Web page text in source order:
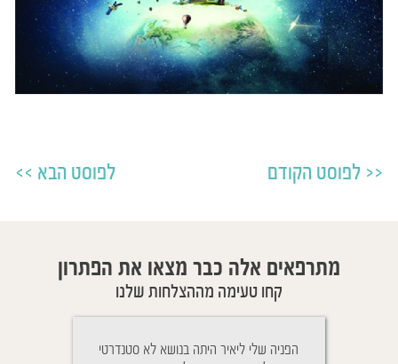
לפוסט הקודם לפוסט הבא
מתרפאים אלה כבר מצאו את הפתרון
קחו טעימה מההצלחות שלנו
הפניה שלי ליאיר היתה בנושא לא סטנדרטי